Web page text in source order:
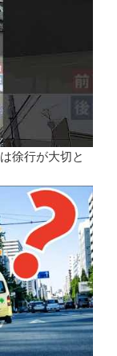
徐行が大切と